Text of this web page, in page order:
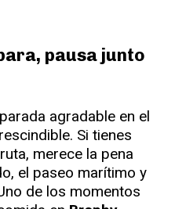
pausa junto
agradable en el
Si tienes
merece la pena
el paseo marítimo y
de los momentos